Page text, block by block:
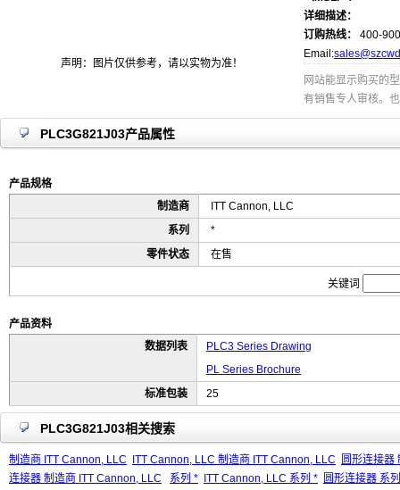
声明：图片仅供参考，请以实物为准！
详细描述：
订购热线：
400-
Email:
网站能显示购买的
有销售专人审核。
PLC3G821J03产品属性
产品规格
制造商
ITT Cannon, LLC
系列
*
零件状态
在售
关键词
产品资料
数据列表
PLC3 Series Drawing
PL Series Brochure
标准包装
25
PLC3G821J03相关搜索
制造商 ITT Cannon, LLC ITT Cannon, LLC 制造商 ITT Cannon, LLC
圆形连接器
连接器 制造商 ITT Cannon, LLC
系列 * ITT Cannon, LLC 系列 * 圆形连接器 系